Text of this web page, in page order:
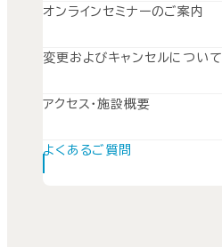
オンラインセミナーのご案内
変更およびキャンセルについて
アクセス・施設概要
よくあるご質問